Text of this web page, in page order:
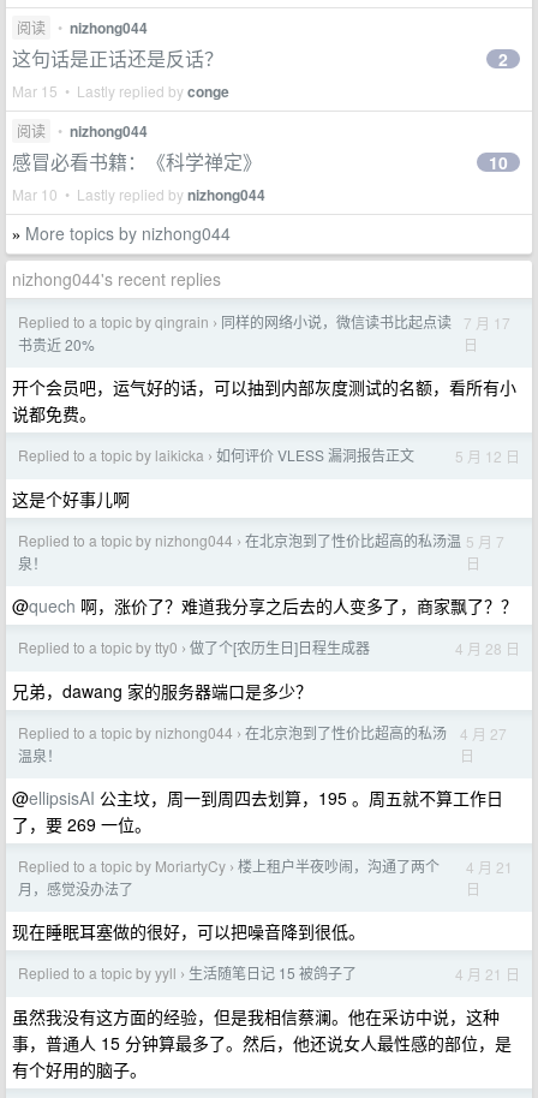
阅读 • nizhong044
这句话是正话还是反话？
Mar 15 • Lastly replied byconge
2
阅读 • nizhong044
感冒必看书籍：《科学禅定》
Mar 10 • Lastly replied bynizhong044
10
» More topics by nizhong044
nizhong044's recent replies
Replied to a topic by qingrain › 同样的网络小说，微信读书比起点读
书贵近 20%
7 月 17
日
开个会员吧，运气好的话，可以抽到内部灰度测试的名额，看所有小
说都免费。
Replied to a topic by laikicka › 如何评价 VLESS 漏洞报告正文 5 月 12 日
这是个好事儿啊
Replied to a topic by nizhong044 › 在北京泡到了性价比超高的私汤温
泉！
5 月 7
日
@quech 啊，涨价了？难道我分享之后去的人变多了，商家飘了？？
Replied to a topic by tty0 › 做了个[农历生日]日程生成器 4 月 28 日
兄弟，dawang 家的服务器端口是多少？
Replied to a topic by nizhong044 › 在北京泡到了性价比超高的私汤
温泉！
4 月 27
日
@ellipsisAI 公主坟，周一到周四去划算，195 。周五就不算工作日
了，要 269 一位。
Replied to a topic by MoriartyCy › 楼上租户半夜吵闹，沟通了两个
月，感觉没办法了
4 月 21
日
现在睡眠耳塞做的很好，可以把噪音降到很低。
Replied to a topic by yyll › 生活随笔日记 15 被鸽子了 4 月 21 日
虽然我没有这方面的经验，但是我相信蔡澜。他在采访中说，这种
事，普通人 15 分钟算最多了。然后，他还说女人最性感的部位，是
有个好用的脑子。